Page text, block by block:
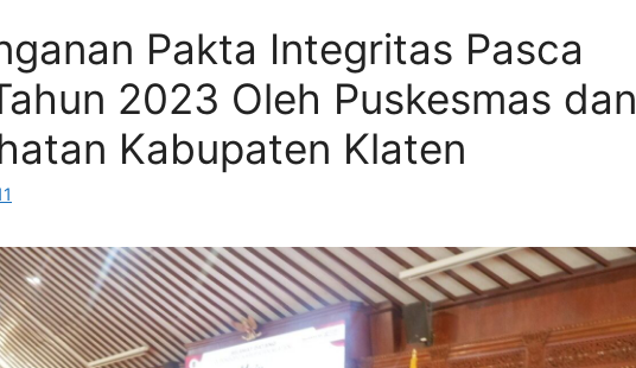
Pakta Integritas Pasca
2023 Oleh Puskesmas dan
Kabupaten Klaten